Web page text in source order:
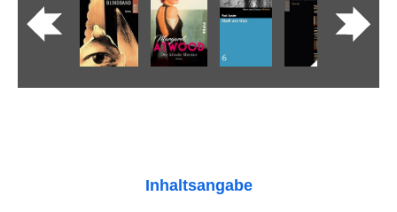
Inhaltsangabe